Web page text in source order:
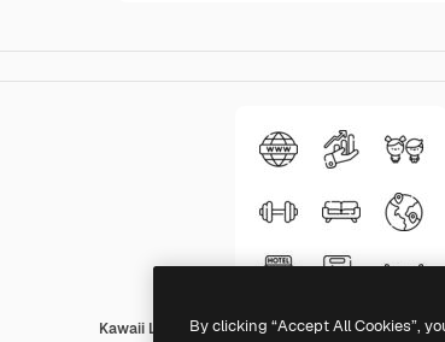
Kawaii Lineal By clicking “Accept All Cookies”,